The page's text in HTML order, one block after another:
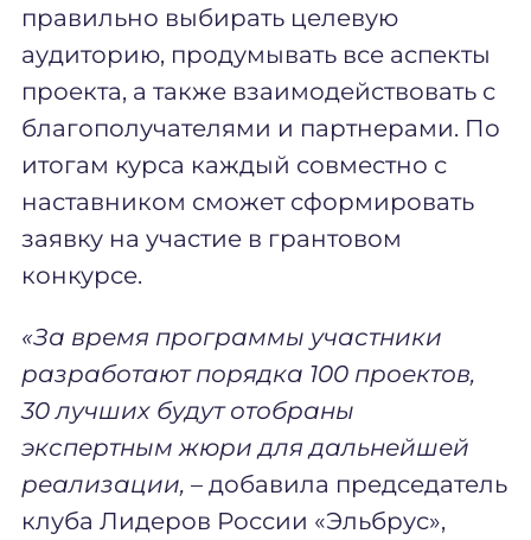
правильно выбирать целевую
аудиторию, продумывать все аспекты
проекта, а также взаимодействовать с
благополучателями и партнерами. По
итогам курса каждый совместно с
наставником сможет сформировать
заявку на участие в грантовом
конкурсе.
«За время программы участники
разработают порядка 100 проектов,
30 лучших будут отобраны
экспертным жюри для дальнейшей
реализации,– добавила председатель
клуба Лидеров России «Эльбрус»,